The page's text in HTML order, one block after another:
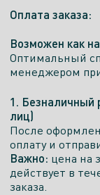
Оплата заказа:
Возможен как
Оптимальный
менеджером
1. Безналичный
лиц)
После
оплату и
Важно: цена на
действует в
заказа.